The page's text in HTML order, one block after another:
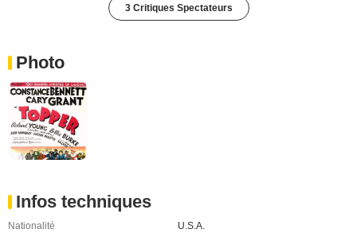
3 Critiques Spectateurs
Photo
Infos techniques
Nationalité
U.S.A.